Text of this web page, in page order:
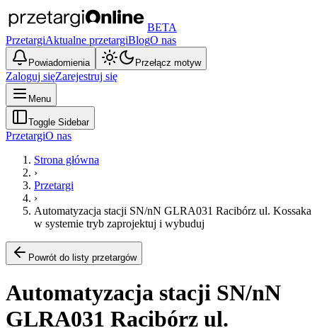
BETA
PrzetargiAktualne przetargiBlogO nas
Powiadomienia Przełącz motyw
Zaloguj sięZarejestruj się
Menu
Toggle Sidebar
PrzetargiO nas
Strona główna
›
Przetargi
›
Automatyzacja stacji SN/nN GLRA031 Racibórz ul. Kossaka
w systemie tryb zaprojektuj i wybuduj
Powrót do listy przetargów
Automatyzacja stacji SN/nN
GLRA031 Racibórz ul.